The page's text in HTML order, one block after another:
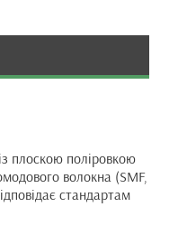
плоскою поліровкою
волокна (SMF,
стандартам